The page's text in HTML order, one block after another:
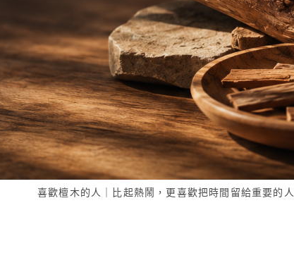
喜歡檀木的人｜比起熱鬧，更喜歡把時間留給重要的人